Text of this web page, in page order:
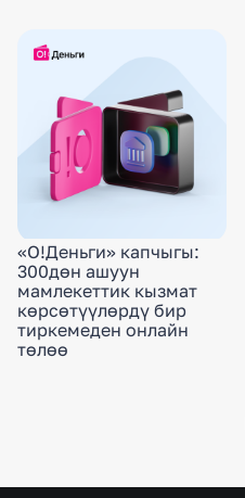
«О!Деньги» капчыгы:
300дөн ашуун
мамлекеттик кызмат
көрсөтүүлөрдү бир
тиркемеден онлайн
төлөө